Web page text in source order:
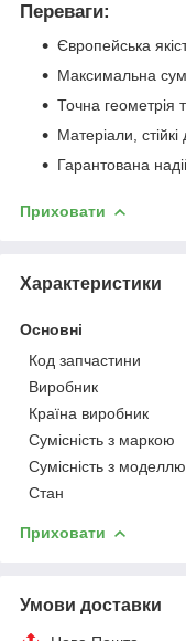
Переваги:
Європейська
Максимальна
Точна геометрія
Матеріали,
Гарантована
Приховати
Характеристики
Основні
Код запчастини
Виробник
Країна виробник
Сумісність з маркою
Сумісність з моделлю
Стан
Приховати
Умови доставки